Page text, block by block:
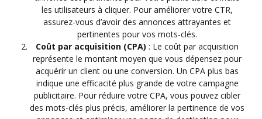
les utilisateurs à cliquer. Pour améliorer votre CTR,
assurez-vous d’avoir des annonces attrayantes et
pertinentes pour vos mots-clés.
Coût par acquisition (CPA) : Le coût par acquisition
représente le montant moyen que vous dépensez pour
acquérir un client ou une conversion. Un CPA plus bas
indique une efficacité plus grande de votre campagne
publicitaire. Pour réduire votre CPA, vous pouvez cibler
des mots-clés plus précis, améliorer la pertinence de vos